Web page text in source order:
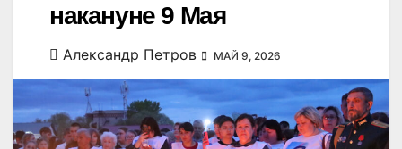
накануне 9 Мая
Александр Петров МАЙ 9, 2026